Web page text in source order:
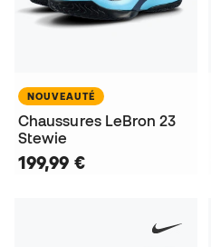
NOUVEAUTÉ
Chaussures LeBron 23
Stewie
199,99 €